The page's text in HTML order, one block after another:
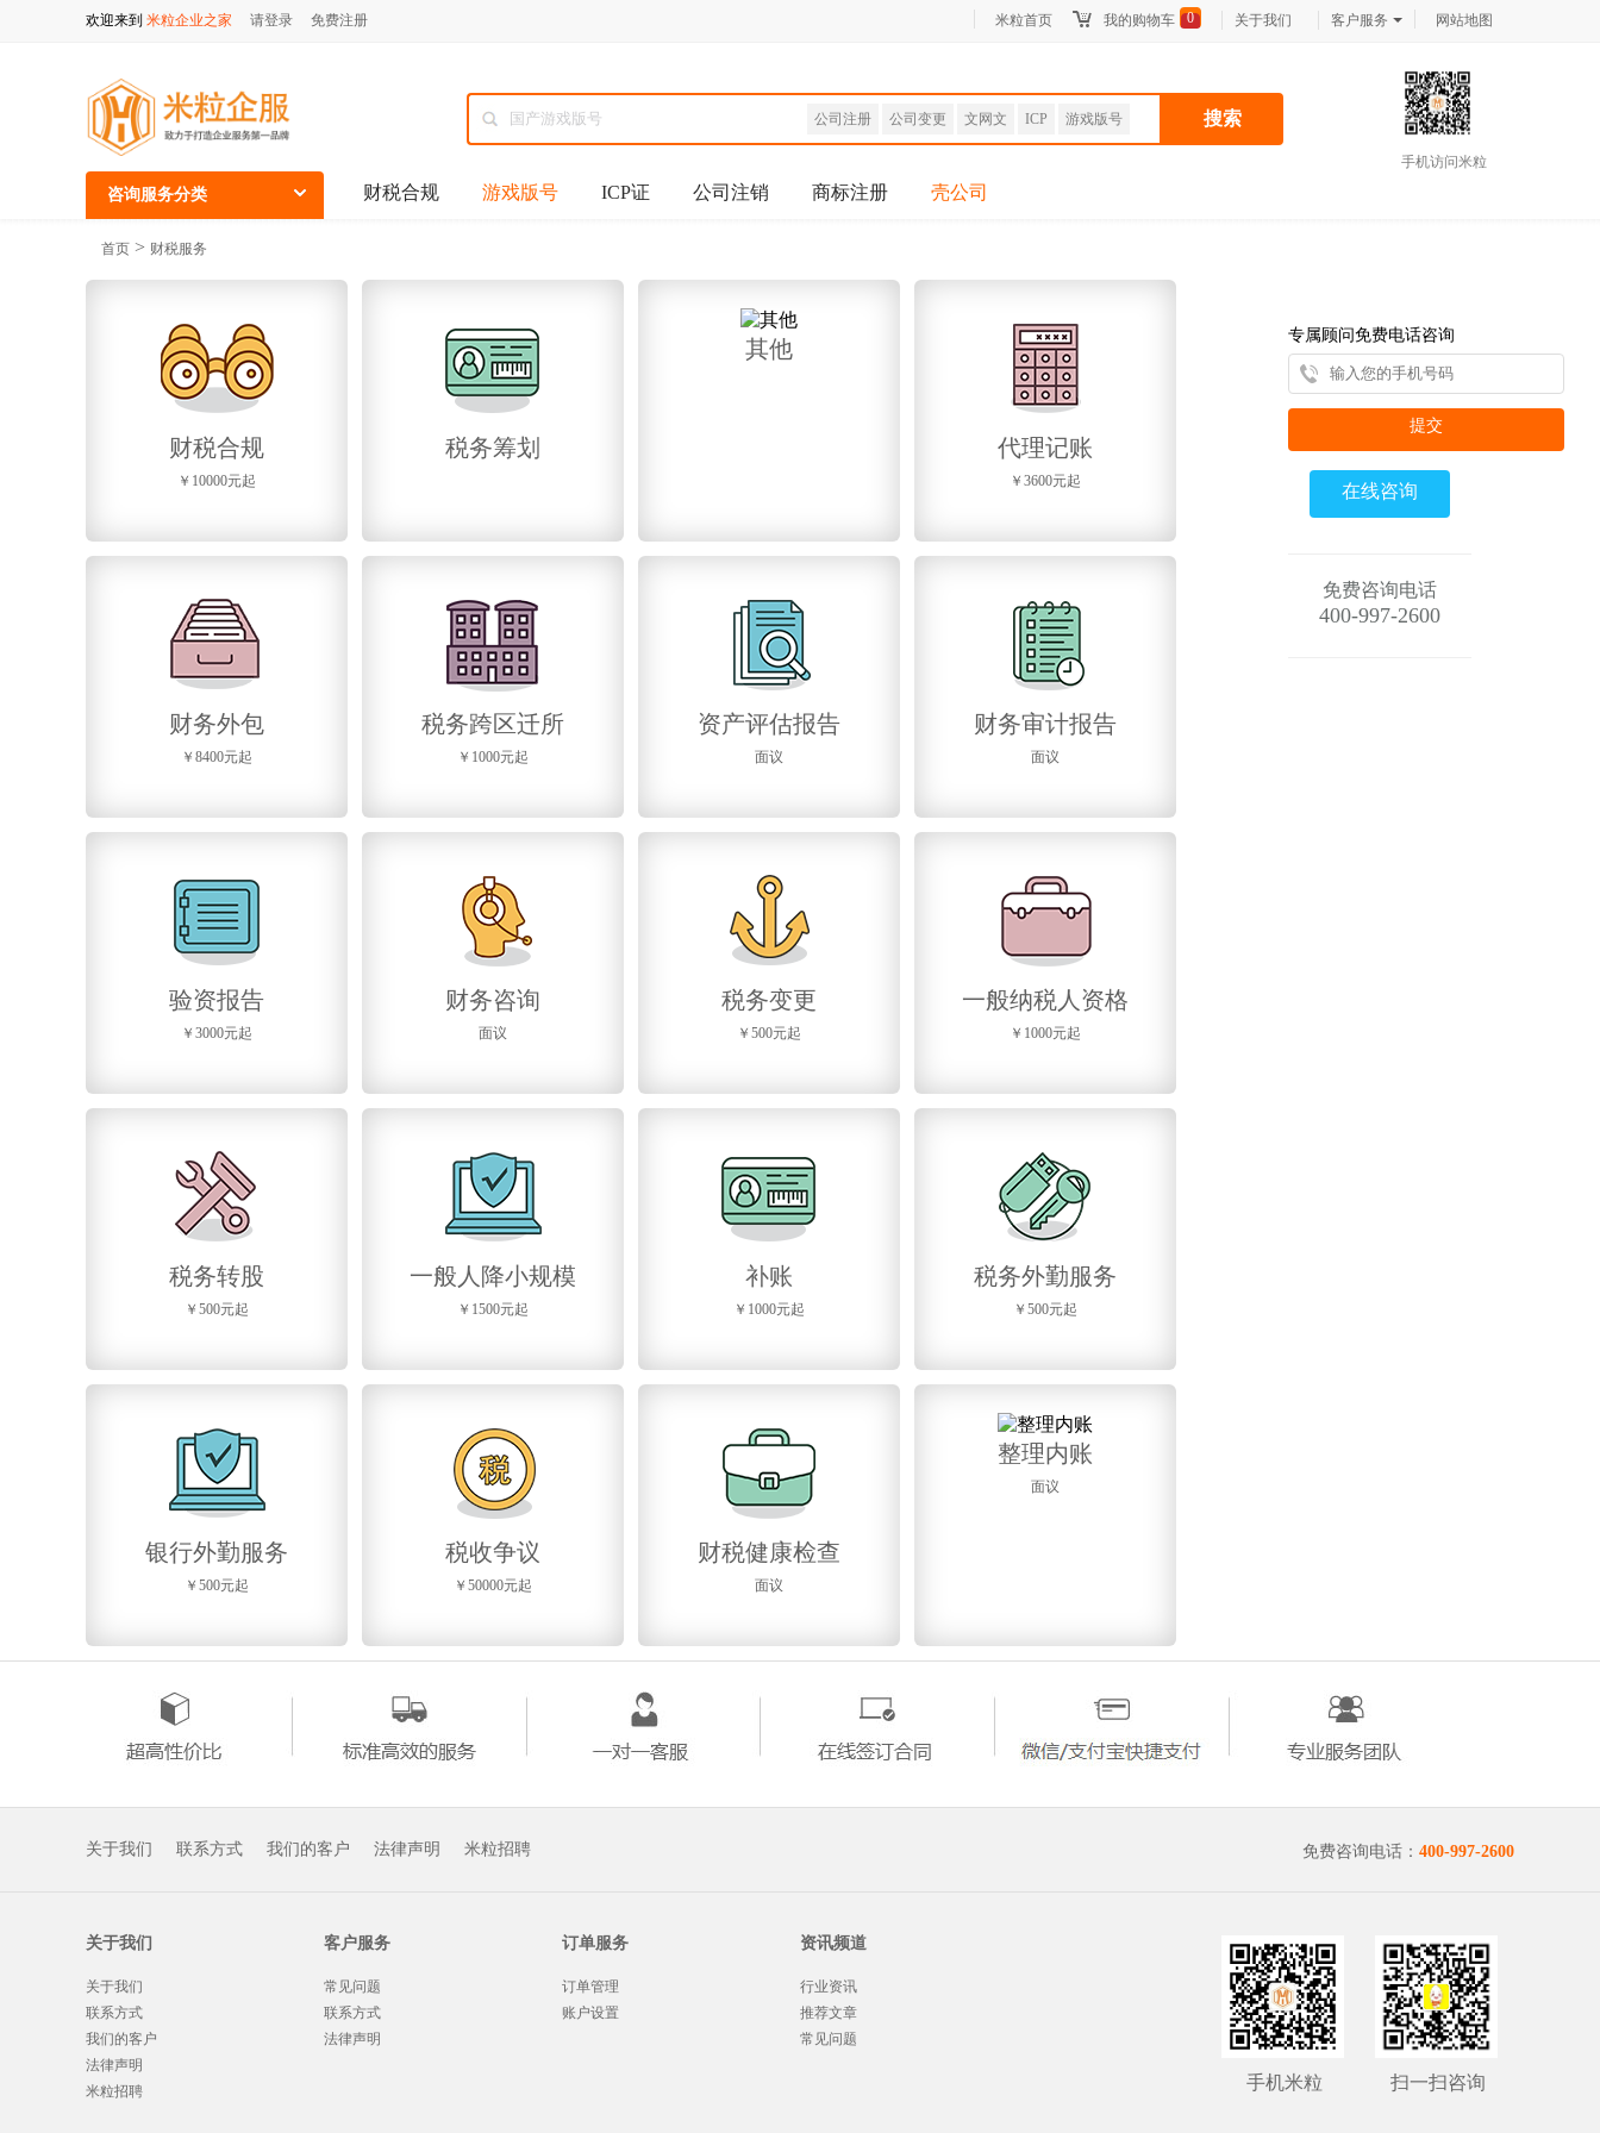
欢迎来到 米粒企业之家 请登录 免费注册 米粒首页 我的购物车 0 关于我们 客户服务 网站地图
公司注册 公司变更 文网文 ICP 游戏版号 搜索
手机访问米粒
咨询服务分类 财税合规 游戏版号 ICP证 公司注销 商标注册 壳公司
首页 > 财税服务
财税合规
￥10000元起
税务筹划
其他
代理记账
￥3600元起
财务外包
￥8400元起
税务跨区迁所
￥1000元起
资产评估报告
面议
财务审计报告
面议
验资报告
￥3000元起
财务咨询
面议
税务变更
￥500元起
一般纳税人资格
￥1000元起
税务转股
￥500元起
一般人降小规模
￥1500元起
补账
￥1000元起
税务外勤服务
￥500元起
银行外勤服务
￥500元起
税收争议
￥50000元起
财税健康检查
面议
整理内账
面议
专属顾问免费电话咨询
提交
在线咨询
免费咨询电话
400-997-2600
关于我们 联系方式 我们的客户 法律声明 米粒招聘 免费咨询电话： 400-997-2600
关于我们
关于我们
联系方式
我们的客户
法律声明
米粒招聘
客户服务
常见问题
联系方式
法律声明
订单服务
订单管理
账户设置
资讯频道
行业资讯
推荐文章
常见问题
手机米粒 扫一扫咨询